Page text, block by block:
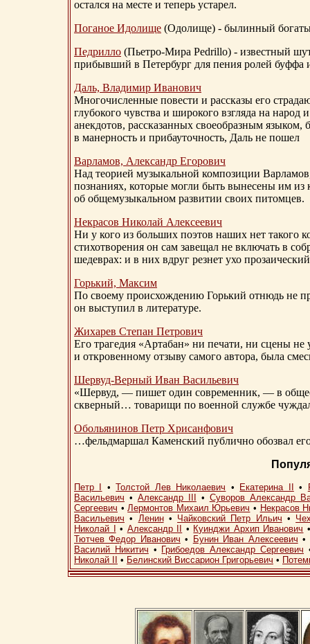
остался на месте и теперь устарел.
Поганое Идолище (Одолище) - былинный
Педрилло (Пьетро-Мира Pedrillo) - известный
прибывший в Петербург для пения ролей буффа
Даль, Владимир Иванович
Многочисленные повести и рассказы его
глубокого чувства и широкого взгляда на
анекдотов, рассказанных своеобразным
в манерность и прибауточность, Даль не пошел
Варламов, Александр Егорович
Над теорией музыкальной композиции
познаниях, которые могли быть вынесены им из
об общемузыкальном развитии своих питомцев.
Некрасов Николай Алексеевич
Ни у кого из больших поэтов наших нет такого
стихотворения он сам завещал не включать в
шедеврах: и в них вдруг резнет ухо
Горький, Максим
По своему происхождению Горький отнюдь не
он выступил в литературе.
Жихарев Степан Петрович
Его трагедия «Артабан» ни печати, ни сцены
и откровенному отзыву самого автора, была
Шервуд-Верный Иван Васильевич
«Шервуд, — пишет один современник, — в
скверный… товарищи по военной службе
Обольянинов Петр Хрисанфович
…фельдмаршал Каменский публично обозвал
Петр I •Толстой Лев Николаевич • Екатерина II •
Васильевич • Александр III • Суворов Александр
Сергеевич •Лермонтов Михаил Юрьевич • Некрасов
Васильевич • Ленин• Чайковский Петр Ильич •
Николай I
• Александр II • Куинджи Архип Иванович
Тютчев Федор Иванович • Бунин Иван Алексеевич •
Василий Никитич • Грибоедов Александр Сергеевич
Николай II
• Белинский Виссарион Григорьевич •